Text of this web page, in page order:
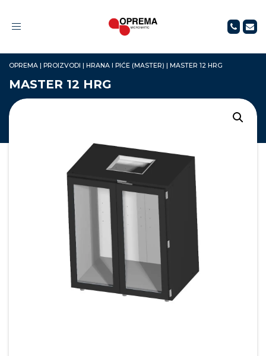
Toggle
OPREMA | PROIZVODI | HRANA I PIĆE (MASTER) | MASTER 12 HRG
MASTER 12 HRG